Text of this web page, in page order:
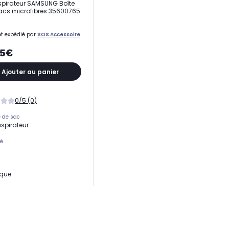
SAMSUNG Boîte
microfibres 35600765
expédié par SOS Accessoire
Ajouter au panier
0/5 (0)
de sac